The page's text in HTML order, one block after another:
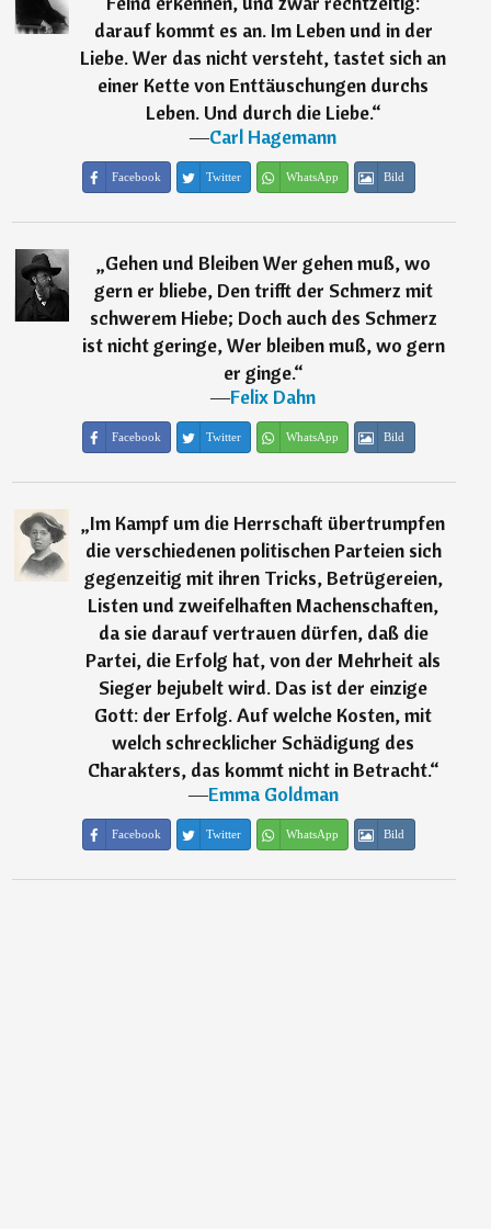
darauf kommt es an. Im Leben und in der
Liebe. Wer das nicht versteht, tastet sich an
einer Kette von Enttäuschungen durchs
Leben. Und durch die Liebe.“
―Carl Hagemann
Facebook Twitter WhatsApp Bild
„Gehen und Bleiben Wer gehen muß, wo
gern er bliebe, Den trifft der Schmerz mit
schwerem Hiebe; Doch auch des Schmerz
ist nicht geringe, Wer bleiben muß, wo gern
er ginge.“
―Felix Dahn
Facebook Twitter WhatsApp Bild
„Im Kampf um die Herrschaft übertrumpfen
die verschiedenen politischen Parteien sich
gegenzeitig mit ihren Tricks, Betrügereien,
Listen und zweifelhaften Machenschaften,
da sie darauf vertrauen dürfen, daß die
Partei, die Erfolg hat, von der Mehrheit als
Sieger bejubelt wird. Das ist der einzige
Gott: der Erfolg. Auf welche Kosten, mit
welch schrecklicher Schädigung des
Charakters, das kommt nicht in Betracht.“
―Emma Goldman
Facebook Twitter WhatsApp Bild